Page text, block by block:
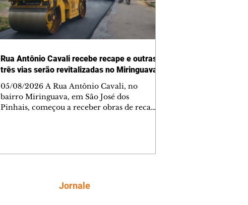
Rua Antônio Cavali recebe recape e outras
três vias serão revitalizadas no Miringuava
05/08/2026 A Rua Antônio Cavali, no
bairro Miringuava, em São José dos
Pinhais, começou a receber obras de recape
pavimentação deve melhorar as condições
de tráfego nas vias, proporcionando uma
Jornale